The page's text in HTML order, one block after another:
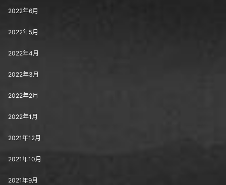
2022年6月
2022年5月
2022年4月
2022年3月
2022年2月
2022年1月
2021年12月
2021年10月
2021年9月